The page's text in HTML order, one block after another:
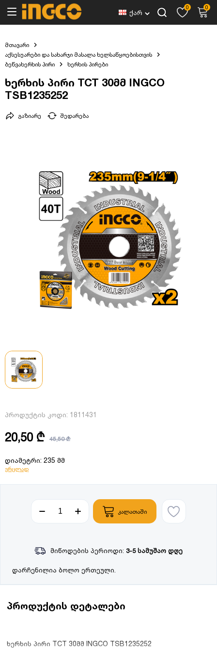
ქარ
0 0
მთავარი
აქსესუარები და სახარჯი მასალა ხელსაწყოებისთვის
ბეწვახერხის პირი
ხერხის პირები
ხერხის პირი TCT 30მმ INGCO
TSB1235252
შედარება
გაზიარე
პროდუქტის კოდი: 1811431
20,50 ₾ 45,50 ₾
დიამეტრი: 235 მმ
ვრცლად
კალათაში
მიწოდების პერიოდი: 3-5 სამუშაო დღე
დარჩენილია ბოლო ერთეული.
პროდუქტის დეტალები
ხერხის პირი TCT 30მმ INGCO TSB1235252